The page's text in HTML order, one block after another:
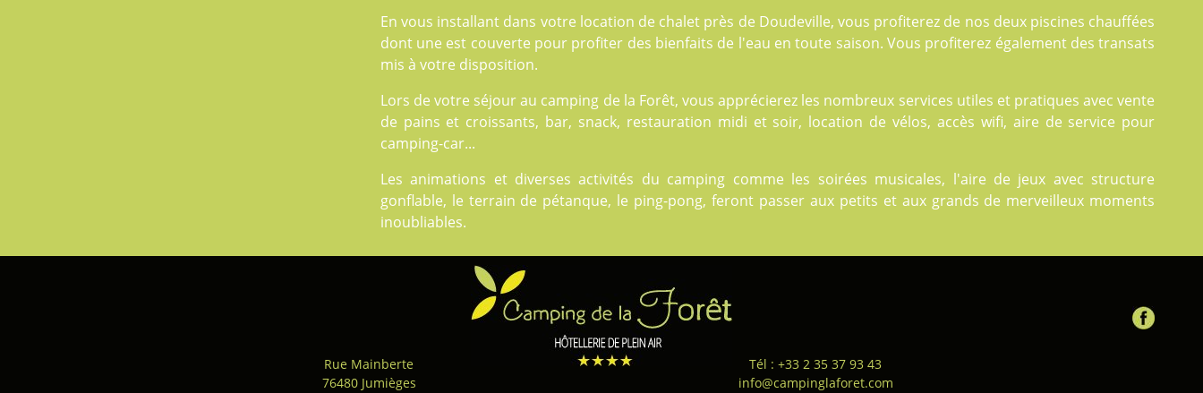
En vous installant dans votre location de chalet près de Doudeville, vous profiterez de nos deux piscines chauffées
dont une est couverte pour profiter des bienfaits de l'eau en toute saison. Vous profiterez également des transats
mis à votre disposition.
Lors de votre séjour au camping de la Forêt, vous apprécierez les nombreux services utiles et pratiques avec vente
de pains et croissants, bar, snack, restauration midi et soir, location de vélos, accès wifi, aire de service pour
camping-car...
Les animations et diversesactivités du camping comme les soirées musicales, l'aire de jeux avec structure
gonflable, le terrain de pétanque, le ping-pong, feront passer aux petits et aux grands de merveilleux moments
inoubliables.
Rue Mainberte
76480 Jumièges
Tél : +33 2 35 37 93 43
info@campinglaforet.com